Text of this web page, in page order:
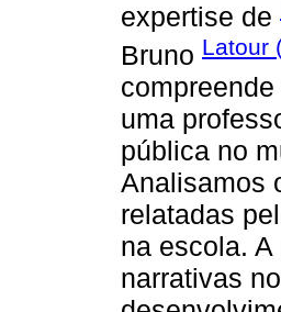
expertise de
Bruno Latour
uma
pública no
Analisamos
relatadas
na escola.
narrativas